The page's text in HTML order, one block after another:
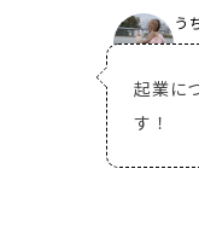
う
起業に
す！